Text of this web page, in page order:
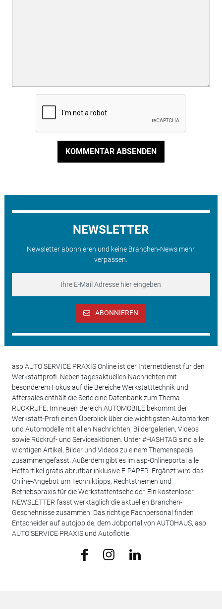
KOMMENTAR ABSENDEN
NEWSLETTER
Newsletter abonnieren und keine Branchen-News mehr
verpassen.
ABONNIEREN
asp AUTO SERVICE PRAXIS Online ist der Internetdienst für den
Werkstattprofi. Neben tagesaktuellen Nachrichten mit
besonderem Fokus auf die Bereiche Werkstatttechnik und
Aftersales enthält die Seite eine Datenbank zum Thema
RÜCKRUFE. Im neuen Bereich AUTOMOBILE bekommt der
Werkstatt-Profi einen Überblick über die wichtigsten Automarken
und Automodelle mit allen Nachrichten, Bildergalerien, Videos
sowie Rückruf- und Serviceaktionen. Unter #HASHTAG sind alle
wichtigen Artikel, Bilder und Videos zu einem Themenspecial
zusammengefasst. Außerdem gibt es im asp-Onlineportal alle
Heftartikel gratis abrufbar inklusive E-PAPER. Ergänzt wird das
Online-Angebot um Techniktipps, Rechtsthemen und
Betriebspraxis für die Werkstattentscheider. Ein kostenloser
NEWSLETTER fasst werktäglich die aktuellen Branchen-
Geschehnisse zusammen. Das richtige Fachpersonal finden
Entscheider auf autojob.de, dem Jobportal von AUTOHAUS, asp
AUTO SERVICE PRAXIS und Autoflotte.